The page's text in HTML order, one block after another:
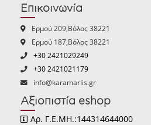
Επικοινωνία
Ερμού 209,Βόλος 38221
Ερμού 187,Βόλος 38221
+30 2421029249
+30 2421021179
info@karamarlis.gr
Αξιοπιστία eshop
Αρ. Γ.Ε.ΜΗ.:144314644000